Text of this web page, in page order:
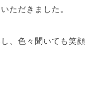
ただきました。
、色々聞いても笑顔